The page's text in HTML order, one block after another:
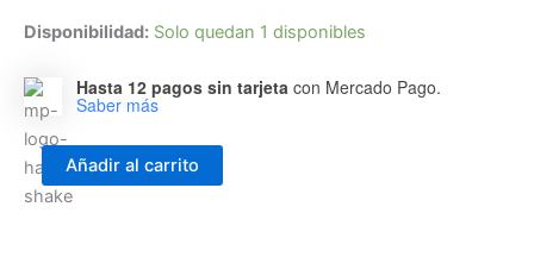
Disponibilidad: Solo quedan 1 disponibles
Hasta 12 pagos sin tarjeta con Mercado Pago.
Saber más
¡Te
Conocimos,
Señor!
Añadir al carrito